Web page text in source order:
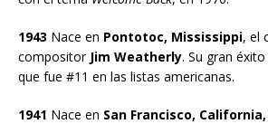
1943 Nace en Pontotoc, Mississippi, el
compositorJim Weatherly. Su gran
que fue #11 en las listas americanas.
1941 Nace en San Francisco,